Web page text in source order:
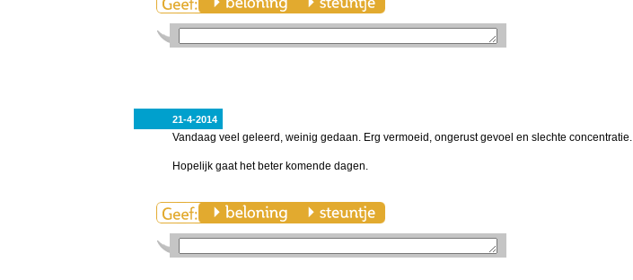
21-4-2014
Vandaag veel geleerd, weinig gedaan. Erg vermoeid, ongerust gevoel en slechte concentratie.
Hopelijk gaat het beter komende dagen.